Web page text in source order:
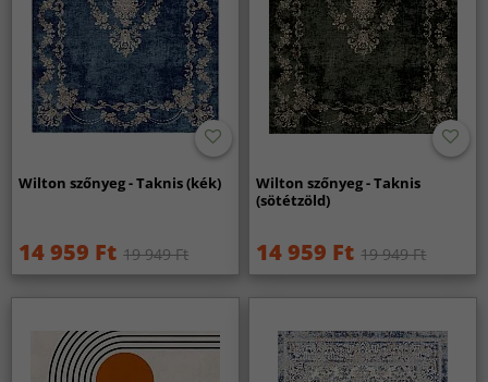
Wilton szőnyeg - Taknis (kék)
14 959 Ft 19 949 Ft
Wilton szőnyeg - Taknis
(sötétzöld)
14 959 Ft 19 949 Ft